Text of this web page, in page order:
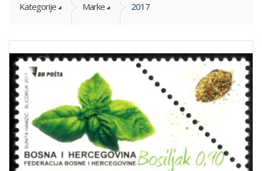
Kategorije Marke 2017